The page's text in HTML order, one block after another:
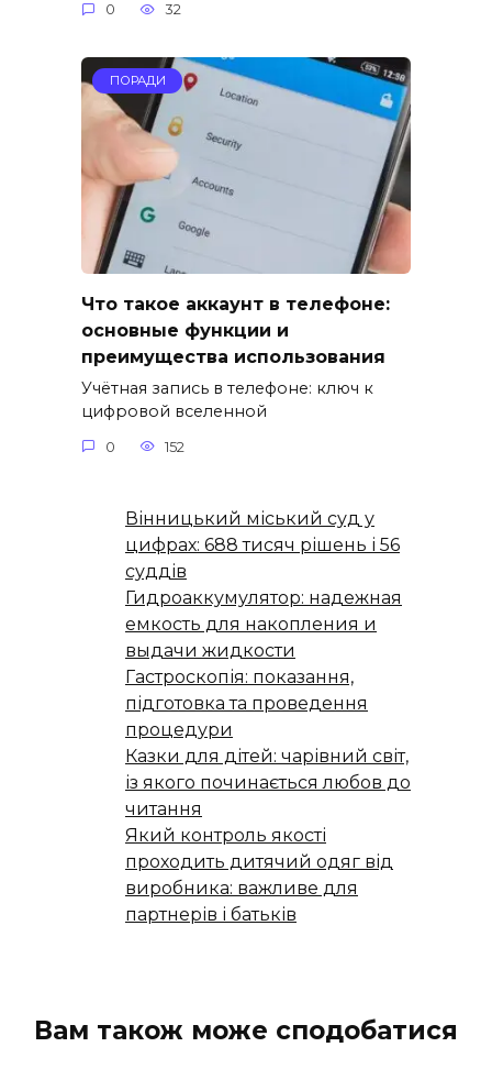
0 32
ПОРАДИ
Что такое аккаунт в телефоне:
основные функции и
преимущества использования
Учётная запись в телефоне: ключ к
цифровой вселенной
0 152
Вінницький міський суд у
цифрах: 688 тисяч рішень і 56
суддів
Гидроаккумулятор: надежная
емкость для накопления и
выдачи жидкости
Гастроскопія: показання,
підготовка та проведення
процедури
Казки для дітей: чарівний світ,
із якого починається любов до
читання
Який контроль якості
проходить дитячий одяг від
виробника: важливе для
партнерів і батьків
Вам також може сподобатися